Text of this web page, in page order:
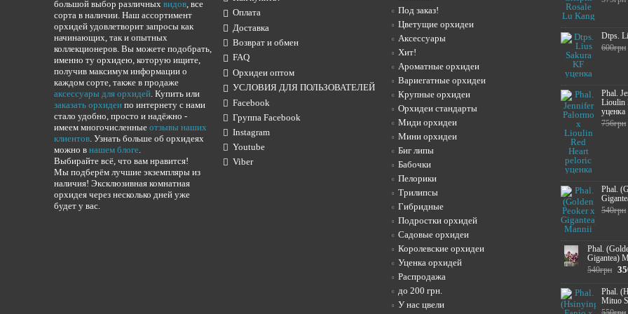
большой выбор различных видов, все
сорта в наличии. Наш ассортимент
орхидей удовлетворит запросы как
начинающих, так и опытных
коллекционеров. Вы можете подобрать,
именно ту орхидею, которую ищите,
получив максимум информации о
каждом сорте, также в продаже
аксессуары для орхидей. Купить или
заказать орхидеи по интернету с нами
стало удобно, просто и надёжно -
имеем многочисленные отзывы наших
клиентов. Узнать больше об орхидеях
можно в нашем блоге.
Выбирайте всё, что вам нравится!
Мы подберём лучшие экземпляры из
наличия! Эксклюзивная комнатная
орхидея через несколько дней уже
будет у вас.
Оплата
Доставка
Возврат и обмен
FAQ
Орхидеи оптом
УСЛОВИЯ ДЛЯ ПОЛЬЗОВАТЕЛЕЙ
Facebook
Группа Facebook
Instagram
Youtube
Viber
Под заказ!
Цветущие орхидеи
Аксессуары
Хит!
Ароматные орхидеи
Вариегатные орхидеи
Крупные орхидеи
Орхидеи стандарты
Миди орхидеи
Мини орхидеи
Биг липы
Бабочки
Пелорики
Трилипсы
Гибридные
Подростки орхидей
Садовые орхидеи
Королевские орхидеи
Уценка орхидей
Распродажа
до 200 грн.
У нас цвели
Dtps.
600грн
Phal.
Lioulin
уценка
756грн
Phal.
540грн
Phal.
Gigantea)
540грн
Phal.
Mituo